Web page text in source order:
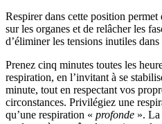
Respirer dans cette position permet
sur les organes et de relâcher les
d’éliminer les tensions inutiles
Prenez cinq minutes toutes les
respiration, en l’invitant à se
minute, tout en respectant vos
circonstances. Privilégiez une
qu’une respiration « profonde ». La